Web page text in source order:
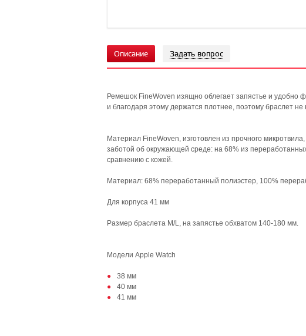
Описание Задать вопрос
Ремешок FineWoven изящно облегает запястье и удобно
и благодаря этому держатся плотнее, поэтому браслет
Материал FineWoven, изготовлен из прочного
заботой об окружающей среде: на 68% из
сравнению с кожей.
Материал: 68% переработанный полиэстер, 100%
Для корпуса 41 мм
Размер браслета M/L, на запястье обхватом 140‑180 мм.
Модели Apple Watch
38 мм
40 мм
41 мм